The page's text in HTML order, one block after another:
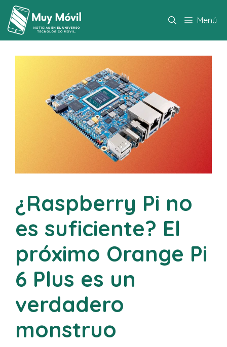
Saltar
contenido
Menú
¿Raspberry Pi no
es suficiente? El
próximo Orange Pi
6 Plus es un
verdadero
monstruo